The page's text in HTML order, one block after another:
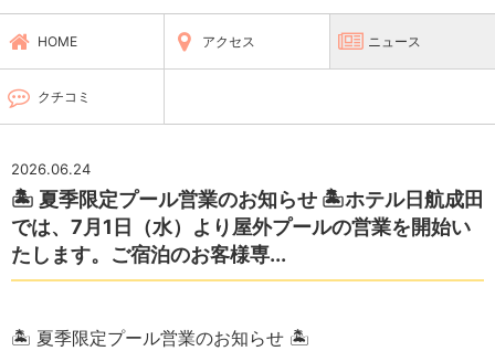
HOME アクセス ニュース
クチコミ
2026.06.24
🏝️ 夏季限定プール営業のお知らせ 🏝️ホテル日航成田
では、7月1日（水）より屋外プールの営業を開始い
たします。ご宿泊のお客様専...
🏝️ 夏季限定プール営業のお知らせ 🏝️